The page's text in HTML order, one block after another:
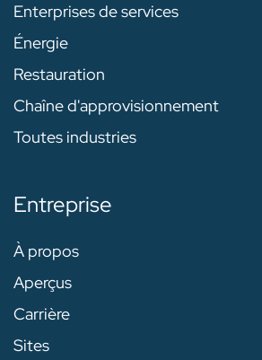
Enterprises de services
Énergie
Restauration
Chaîne d'approvisionnement
Toutes industries
Entreprise
À propos
Aperçus
Carrière
Sites